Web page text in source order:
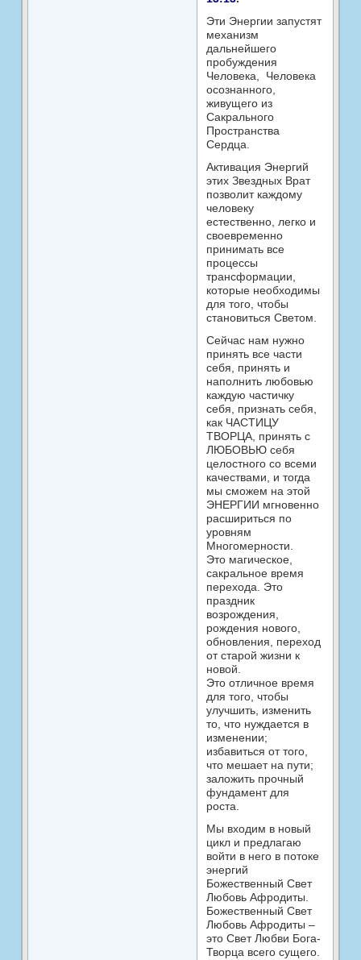
Эти Энергии запустят
механизм
дальнейшего
пробуждения
Человека, Человека
осознанного,
живущего из
Сакрального
Пространства
Сердца.
Активация Энергий
этих Звездных Врат
позволит каждому
человеку
естественно, легко и
своевременно
принимать все
процессы
трансформации,
которые необходимы
для того, чтобы
становиться Светом.
Сейчас нам нужно
принять все части
себя, принять и
наполнить любовью
каждую частичку
себя, признать себя,
как ЧАСТИЦУ
ТВОРЦА, принять с
ЛЮБОВЬЮ себя
целостного со всеми
качествами, и тогда
мы сможем на этой
ЭНЕРГИИ мгновенно
расшириться по
уровням
Многомерности.
Это магическое,
сакральное время
перехода. Это
праздник
возрождения,
рождения нового,
обновления, переход
от старой жизни к
новой.
Это отличное время
для того, чтобы
улучшить, изменить
то, что нуждается в
изменении;
избавиться от того,
что мешает на пути;
заложить прочный
фундамент для
роста.
Мы входим в новый
цикл и предлагаю
войти в него в потоке
энергий
Божественный Свет
Любовь Афродиты.
Божественный Свет
Любовь Афродиты –
это Свет Любви Бога-
Творца всего сущего.